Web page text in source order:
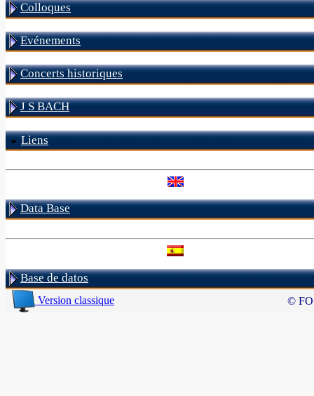
Colloques
Evénements
Concerts historiques
J S BACH
Liens
Data Base
Base de datos
Version classique ©